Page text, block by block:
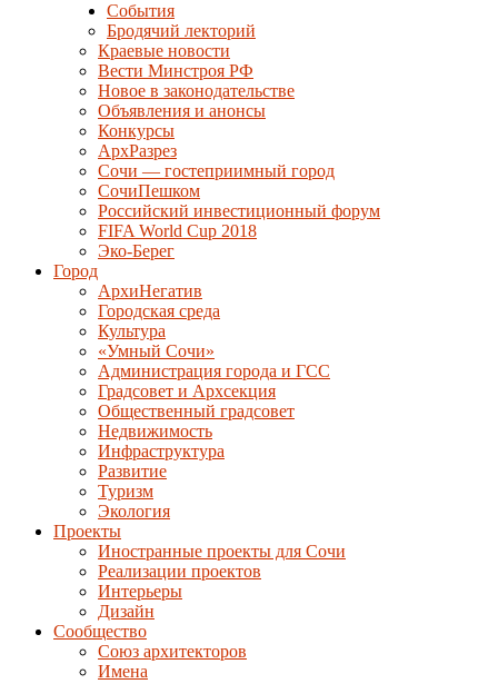
События
Бродячий лекторий
Краевые новости
Вести Минстроя РФ
Новое в законодательстве
Объявления и анонсы
Конкурсы
АрхРазрез
Сочи — гостеприимный город
СочиПешком
Российский инвестиционный форум
FIFA World Cup 2018
Эко-Берег
Город
АрхиНегатив
Городская среда
Культура
«Умный Сочи»
Администрация города и ГСС
Градсовет и Архсекция
Общественный градсовет
Недвижимость
Инфраструктура
Развитие
Туризм
Экология
Проекты
Иностранные проекты для Сочи
Реализации проектов
Интерьеры
Дизайн
Сообщество
Союз архитекторов
Имена